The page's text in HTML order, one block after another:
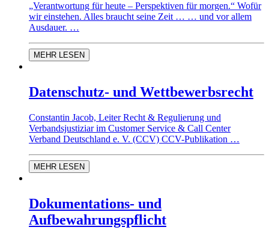
„Verantwortung für heute – Perspektiven für morgen.“ Wofür
wir einstehen. Alles braucht seine Zeit … … und vor allem
Ausdauer. …
MEHR LESEN
Datenschutz- und Wettbewerbsrecht
Constantin Jacob, Leiter Recht & Regulierung und
Verbandsjustiziar im Customer Service & Call Center
Verband Deutschland e. V. (CCV) CCV-Publikation …
MEHR LESEN
Dokumentations- und
Aufbewahrungspflicht